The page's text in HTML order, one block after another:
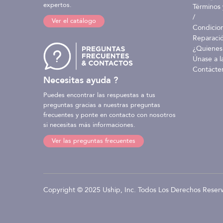
expertos.
Ver el catálogo
Necesitas ayuda ?
Puedes encontrar las respuestas a tus
preguntas gracias a nuestras preguntas
frecuentes y ponte en contacto con nosotros
si necesitas más informaciones.
Ver las preguntas frecuentes
/
Únase a
Copyright © 2025 Uship, Inc. Todos Los Derechos